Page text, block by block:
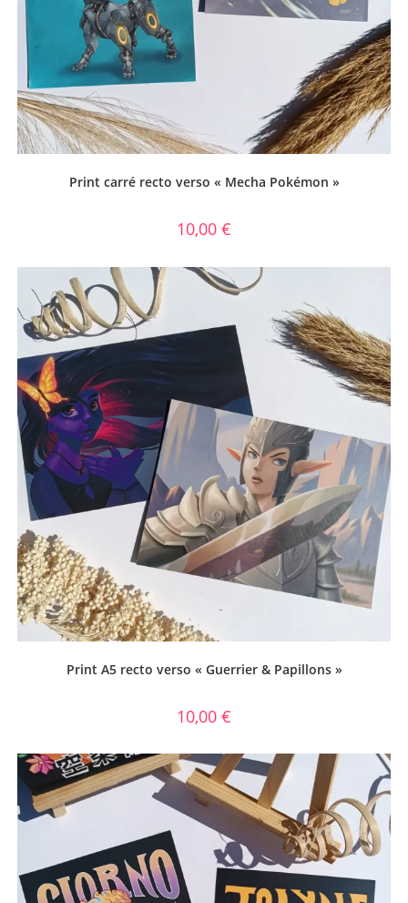
Print carré recto verso « Mecha Pokémon »
10,00 €
Print A5 recto verso « Guerrier & Papillons »
10,00 €